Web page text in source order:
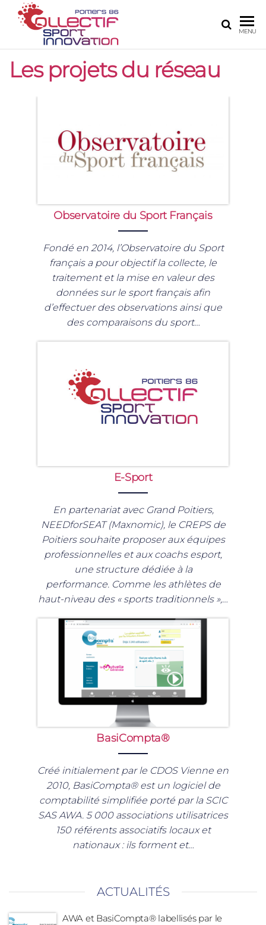
COLLECTIF
SPORT
INNOVATION
sur Poitiers
MENU
Les projets du réseau
Observatoire du Sport Français
Fondé en 2014, l’Observatoire du Sport
français a pour objectif la collecte, le
traitement et la mise en valeur des
données sur le sport français afin
d’effectuer des observations ainsi que
des comparaisons du sport…
E-Sport
En partenariat avec Grand Poitiers,
NEEDforSEAT (Maxnomic), le CREPS de
Poitiers souhaite proposer aux équipes
professionnelles et aux coachs esport,
une structure dédiée à la
performance. Comme les athlètes de
haut-niveau des « sports traditionnels »,…
BasiCompta®
Créé initialement par le CDOS Vienne en
2010, BasiCompta® est un logiciel de
comptabilité simplifiée porté par la SCIC
SAS AWA. 5 000 associations utilisatrices
150 référents associatifs locaux et
nationaux : ils forment et…
ACTUALITÉS
AWA et BasiCompta® labellisés par le